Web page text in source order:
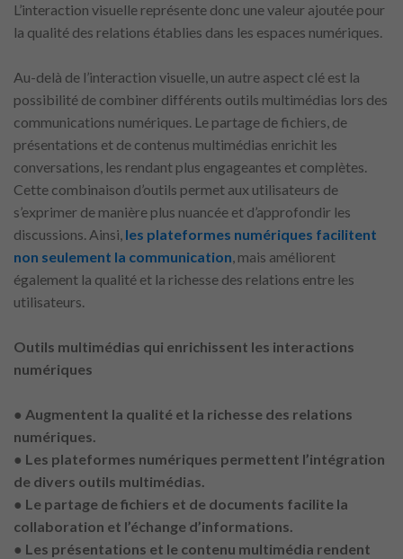
L’interaction visuelle représente donc une valeur ajoutée pour
la qualité des relations établies dans les espaces numériques.
Au-delà de l’interaction visuelle, un autre aspect clé est la
possibilité de combiner différents outils multimédias lors des
communications numériques. Le partage de fichiers, de
présentations et de contenus multimédias enrichit les
conversations, les rendant plus engageantes et complètes.
Cette combinaison d’outils permet aux utilisateurs de
s’exprimer de manière plus nuancée et d’approfondir les
discussions. Ainsi, les plateformes numériques facilitent
non seulement la communication, mais améliorent
également la qualité et la richesse des relations entre les
utilisateurs.
Outils multimédias qui enrichissent les interactions
numériques
● Augmentent la qualité et la richesse des relations
numériques.
● Les plateformes numériques permettent l’intégration
de divers outils multimédias.
● Le partage de fichiers et de documents facilite la
collaboration et l’échange d’informations.
● Les présentations et le contenu multimédia rendent